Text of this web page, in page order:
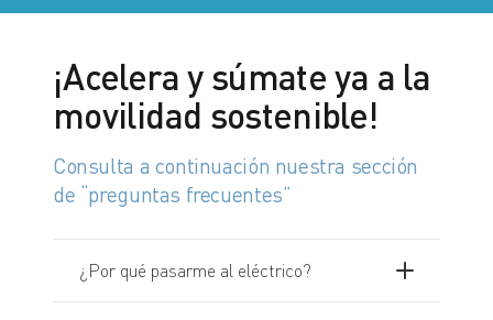
¡Acelera y súmate ya a la
movilidad sostenible!
Consulta a continuación nuestra sección
de “preguntas frecuentes”
¿Por qué pasarme al eléctrico?